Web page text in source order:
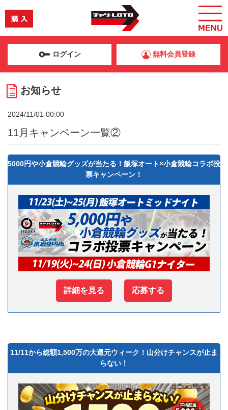
ログイン 無料会員登録
お知らせ
2024/11/01 00:00
11月キャンペーン一覧②
5000円や小倉競輪グッズが当たる！飯塚オート×小倉競輪コラボ投
票キャンペーン！
詳細を見る 応募する
11/11から総額1,500万の大還元ウィーク！山分けチャンスが止ま
らない！